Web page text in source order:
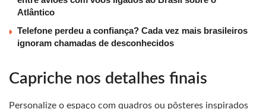
Atlântico
Telefone perdeu a confiança? Cada vez mais brasileiros
ignoram chamadas de desconhecidos
Capriche nos detalhes finais
Personalize o espaço com quadros ou pôsteres inspirados